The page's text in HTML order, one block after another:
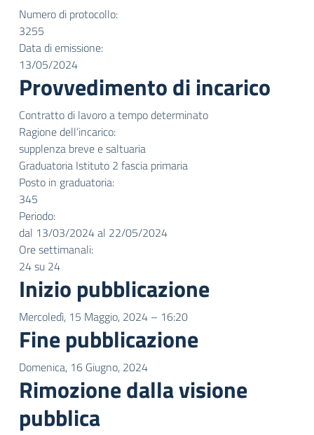
Numero di protocollo:
3255
Data di emissione:
13/05/2024
Provvedimento di incarico
Contratto di lavoro a tempo determinato
Ragione dell’incarico:
supplenza breve e saltuaria
Graduatoria Istituto 2 fascia primaria
Posto in graduatoria:
345
Periodo:
dal 13/03/2024 al 22/05/2024
Ore settimanali:
24 su 24
Inizio pubblicazione
Mercoledì, 15 Maggio, 2024 – 16:20
Fine pubblicazione
Domenica, 16 Giugno, 2024
Rimozione dalla visione
pubblica